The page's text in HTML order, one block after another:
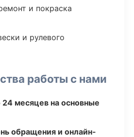
и покраска
и рулевого
работы с нами
24 месяцев на основные
обращения и онлайн-